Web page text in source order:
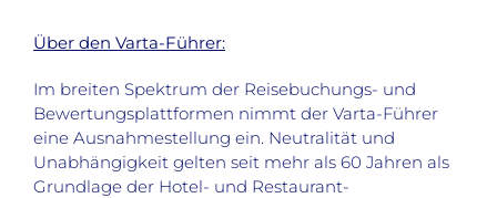
Über den Varta-Führer:
Im breiten Spektrum der Reisebuchungs- und
Bewertungsplattformen nimmt der Varta-Führer
eine Ausnahmestellung ein. Neutralität und
Unabhängigkeit gelten seit mehr als 60 Jahren als
Grundlage der Hotel- und Restaurant-